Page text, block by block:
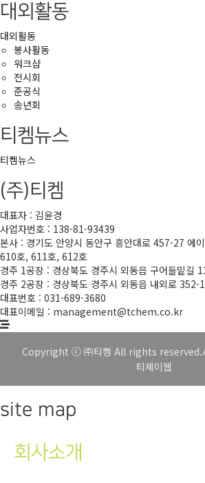
대외활동
대외활동
봉사활동
워크샵
전시회
준공식
송년회
티켐뉴스
티켐뉴스
(주)티켐
대표자 : 김윤경
사업자번호 : 138-81-93439
본사 : 경기도 안양시 동안구 흥안대로 457-27 에
610호, 611호, 612호
경주 1공장 : 경상북도 경주시 외동읍 구어들밑길
경주 2공장 : 경상북도 경주시 외동읍 내외로 352-
대표번호 : 031-689-3680
대표이메일 : management@tchem.co.kr
Copyright ⓒ ㈜티켐 All rights reserved.
티제이웹
site map
회사소개